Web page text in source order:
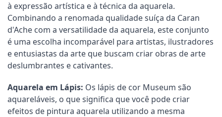
à expressão artística e à técnica da aquarela.
Combinando a renomada qualidade suíça da Caran
d'Ache com a versatilidade da aquarela, este conjunto
é uma escolha incomparável para artistas, ilustradores
e entusiastas da arte que buscam criar obras de arte
deslumbrantes e cativantes.
Aquarela em Lápis: Os lápis de cor Museum são
aquareláveis, o que significa que você pode criar
efeitos de pintura aquarela utilizando a mesma